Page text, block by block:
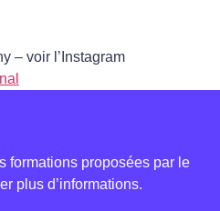
– voir l’Instagram
formations proposées par le
plus d’informations.